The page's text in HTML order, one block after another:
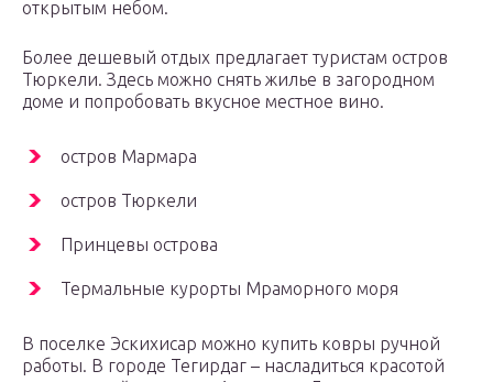
открытым небом.
Более дешевый отдых предлагает туристам остров
Тюркели. Здесь можно снять жилье в загородном
доме и попробовать вкусное местное вино.
остров Мармара
остров Тюркели
Принцевы острова
Термальные курорты Мраморного моря
В поселке Эскихисар можно купить ковры ручной
работы. В городе Тегирдаг – насладиться красотой